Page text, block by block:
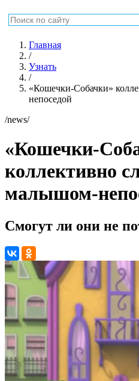
Главная
/
Узнать
/
«Кошечки-Собачки»
непоседой
/news/
«Кошечки-
коллективно
малышом-
Смогут ли они не